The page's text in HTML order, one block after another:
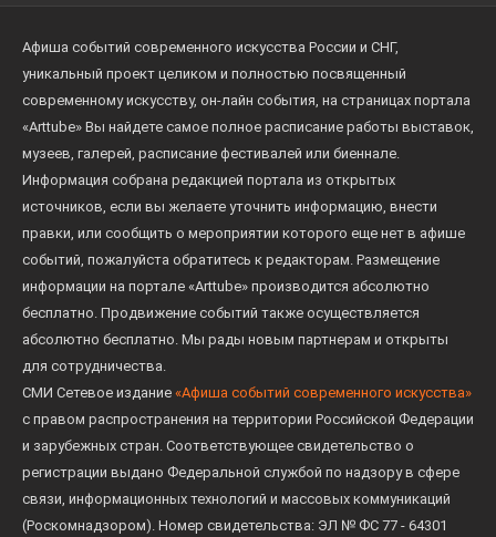
Афиша событий современного искусства России и СНГ,
уникальный проект целиком и полностью посвященный
современному искусству, он-лайн события, на страницах портала
«Arttube» Вы найдете самое полное расписание работы выставок,
музеев, галерей, расписание фестивалей или биеннале.
Информация собрана редакцией портала из открытых
источников, если вы желаете уточнить информацию, внести
правки, или сообщить о мероприятии которого еще нет в афише
событий, пожалуйста обратитесь к редакторам. Размещение
информации на портале «Arttube» производится абсолютно
бесплатно. Продвижение событий также осуществляется
абсолютно бесплатно. Мы рады новым партнерам и открыты
для сотрудничества.
СМИ Сетевое издание «Афиша событий современного искусства»
с правом распространения на территории Российской Федерации
и зарубежных стран. Соответствующее свидетельство о
регистрации выдано Федеральной службой по надзору в сфере
связи, информационных технологий и массовых коммуникаций
(Роскомнадзором). Номер свидетельства: ЭЛ № ФС 77 - 64301